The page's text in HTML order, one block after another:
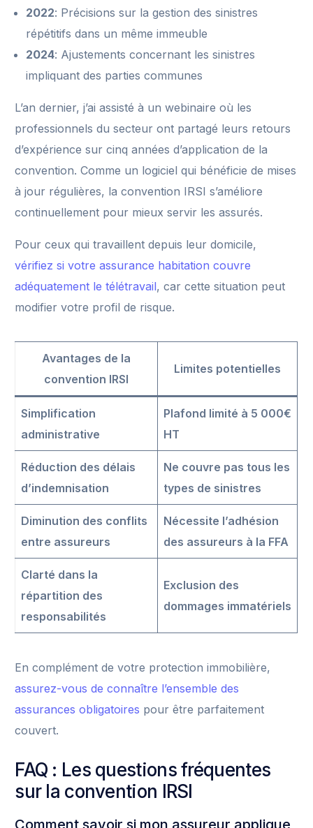
2022: Précisions sur la gestion des sinistres
répétitifs dans un même immeuble
2024: Ajustements concernant les sinistres
impliquant des parties communes
L’an dernier, j’ai assisté à un webinaire où les
professionnels du secteur ont partagé leurs retours
d’expérience sur cinq années d’application de la
convention. Comme un logiciel qui bénéficie de mises
à jour régulières, la convention IRSI s’améliore
continuellement pour mieux servir les assurés.
Pour ceux qui travaillent depuis leur domicile,
vérifiez si votre assurance habitation couvre
adéquatement le télétravail, car cette situation peut
modifier votre profil de risque.
Avantages de la
convention IRSI
Limites potentielles
Simplification
administrative
Plafond limité à 5 000€
HT
Réduction des délais
d’indemnisation
Ne couvre pas tous les
types de sinistres
Diminution des conflits
entre assureurs
Nécessite l’adhésion
des assureurs à la FFA
Clarté dans la
répartition des
responsabilités
Exclusion des
dommages immatériels
En complément de votre protection immobilière,
assurez-vous de connaître l’ensemble des
assurances obligatoires pour être parfaitement
couvert.
FAQ : Les questions fréquentes
sur la convention IRSI